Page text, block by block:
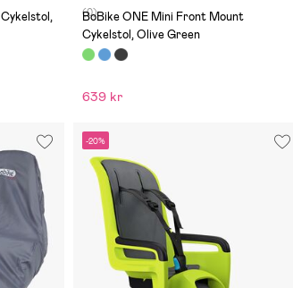
(0)
BoBike ONE Mini Front Mount
Cykelstol, Olive Green
639 kr
-20%